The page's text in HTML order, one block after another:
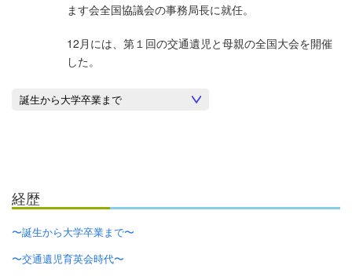
ます会全国協議会の事務局長に就任。
12月には、第１回の交通遺児と母親の全国大会を開催
した。
経歴
〜誕生から大学卒業まで〜
〜交通遺児育英会時代〜